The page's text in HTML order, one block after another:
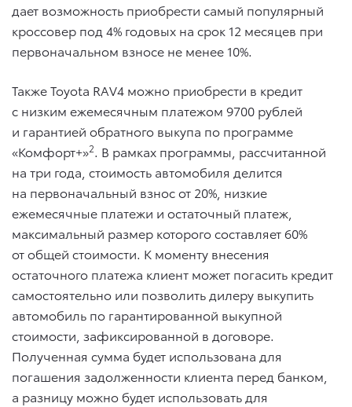
дает возможность приобрести самый популярный
кроссовер под 4% годовых на срок 12 месяцев при
первоначальном взносе не менее 10%.
Также Toyota RAV4 можно приобрести в кредит
с низким ежемесячным платежом 9700 рублей
и гарантией обратного выкупа по программе
«Комфорт+»2. В рамках программы, рассчитанной
на три года, стоимость автомобиля делится
на первоначальный взнос от 20%, низкие
ежемесячные платежи и остаточный платеж,
максимальный размер которого составляет 60%
от общей стоимости. К моменту внесения
остаточного платежа клиент может погасить кредит
самостоятельно или позволить дилеру выкупить
автомобиль по гарантированной выкупной
стоимости, зафиксированной в договоре.
Полученная сумма будет использована для
погашения задолженности клиента перед банком,
а разницу можно будет использовать для